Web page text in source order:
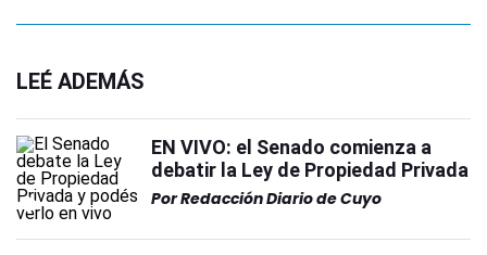
LEÉ ADEMÁS
EN VIVO: el Senado comienza a
debatir la Ley de Propiedad Privada
PorRedacción Diario de Cuyo